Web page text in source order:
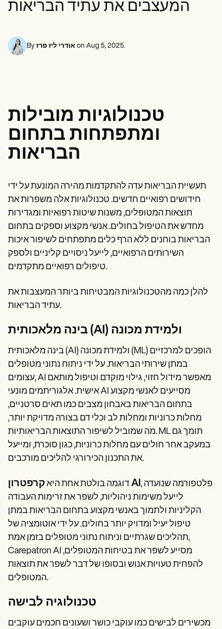
אנשי מקצוע בתחום בריאות הנפש
עובדים סוציאליים
פסיכולוגים
אחיות
מדריכי משאבים
השוואה
מדריכי אפליקציות
תבניות
Procedure Codes
תבנית תוכנית טיפול
Informed Consent Form
Social Work Treatment Plans
DAR Note Template
Patient Visit Summary Template
Demos
Training Hub
Webinars
Switch to Carepatron
Pricing
Why Carepatron?
Insurance claims
Speech therapists
Life coaches
המעצבים את עתיד הבריאות
By אודרי ליז פרז on Aug 5, 2025.
טכנולוגיות מובילות
ומתפתחות בתחום
הבריאות
תעשיית הבריאות עדה להתקדמות מהירה המונעת על ידי
חידושים רפואיים חדשים. טכנולוגיות אלה משפרות את
תוצאות המטופלים, משנות שיטות רפואיות ומגדירות
מחדש את הטיפול בחולים. אנשי מקצוע וספקים בתחום
הבריאות בוחנים ללא הרף כלים מתפתחים לשיפור איכות
השירותים הרפואיים, לייעל ניסויים קליניים ולספק
טיפולים רפואיים מתקדמים.
להלן כמה מהטכנולוגיות המבטיחות ביותר המעצבות את
עתיד הבריאות.
בינה מלאכותית (AI) ולמידת מכונה
בינה מלאכותית (AI) ולמידת מכונה (ML) הופכים למרכזיים
במתן שירותי הבריאות. על ידי ניתוח נתוני מטופלים
עצומים, AI מאפשר מידול חזוי, גילוי מוקדם וטיפול מותאם
אישית. אלגוריתמים מונעי AI מסייעים לאנשי מקצוע
בתחום הבריאות באבחון מצבים כמו תאים סרטניים,
מחלות כרוניות ומחלות לב וכלי דם בצורה מדויקת יותר,
מה שמוביל לשיפור התוצאות הבריאותיות. ML תומך גם
במעקב אחר חולים עם מחלות כרוניות, כגון סוכרת, ומייעל
את התכנון הכירורגי להליכים מורכבים.
דוגמה בולטת אחת היא קרפטרון AI, פלטפורמה שנועדה
לייעל משימות ניהוליות, לשפר את זרימות העבודה
הקליניות ולתמוך באנשי מקצוע בתחום הבריאות במתן
טיפול יעיל ומדויק יותר בחולים. על ידי אוטומציה של
תהליכים שגרתיים וניתוח נתוני מטופלים בזמן אמת,
Carepatron AI מסייע לשפר את בטיחות המטופלים,
להפחית טעויות אנוש ובסופו של דבר לשפר את תוצאות
המטופלים.
טכנולוגיה לבישה
מכשירים לבישים כמו עוקבי כושר ושעונים חכמים עוקבים